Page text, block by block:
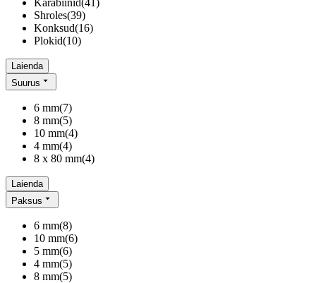
Shroles(39)
Konksud(16)
Plokid(10)
Laienda
Suurus
6 mm(7)
8 mm(5)
10 mm(4)
4 mm(4)
8 x 80 mm(4)
Laienda
Paksus
6 mm(8)
10 mm(6)
5 mm(6)
4 mm(5)
8 mm(5)